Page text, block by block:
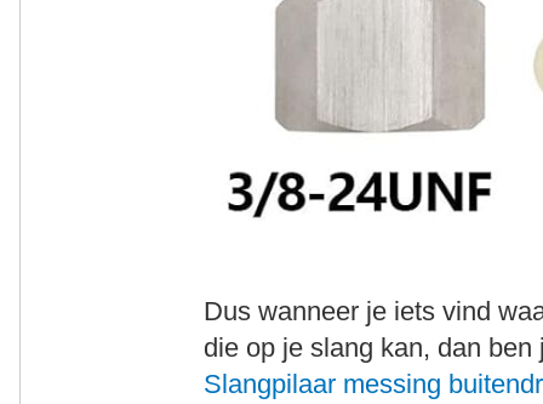
Dus wanneer je iets vind
die op je slang kan, dan ben
Slangpilaar messing